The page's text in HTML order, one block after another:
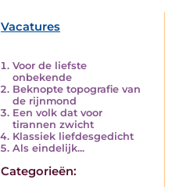
Vacatures
Voor de liefste
onbekende
Beknopte topografie van
de rijnmond
Een volk dat voor
tirannen zwicht
Klassiek liefdesgedicht
Als eindelijk...
Categorieën: